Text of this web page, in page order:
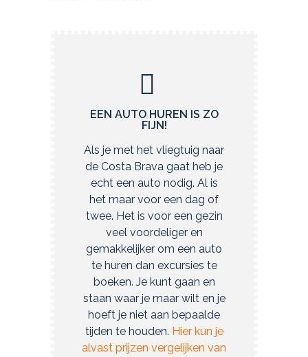
EEN AUTO HUREN IS ZO
FIJN!
Als je met het vliegtuig naar
de Costa Brava gaat heb je
echt een auto nodig. Al is
het maar voor een dag of
twee. Het is voor een gezin
veel voordeliger en
gemakkelijker om een auto
te huren dan excursies te
boeken. Je kunt gaan en
staan waar je maar wilt en je
hoeft je niet aan bepaalde
tijden te houden. Hier kun je
alvast prijzen vergelijken van